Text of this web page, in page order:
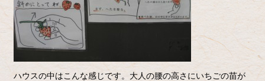
ハウスの中はこんな感じです。大人の腰の高さにいちごの苗が